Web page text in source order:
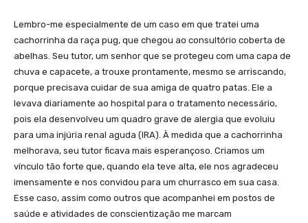
Lembro-me especialmente de um caso em que tratei uma
cachorrinha da raça pug, que chegou ao consultório coberta de
abelhas. Seu tutor, um senhor que se protegeu com uma capa de
chuva e capacete, a trouxe prontamente, mesmo se arriscando,
porque precisava cuidar de sua amiga de quatro patas. Ele a
levava diariamente ao hospital para o tratamento necessário,
pois ela desenvolveu um quadro grave de alergia que evoluiu
para uma injúria renal aguda (IRA). À medida que a cachorrinha
melhorava, seu tutor ficava mais esperançoso. Criamos um
vínculo tão forte que, quando ela teve alta, ele nos agradeceu
imensamente e nos convidou para um churrasco em sua casa.
Esse caso, assim como outros que acompanhei em postos de
saúde e atividades de conscientização me marcam